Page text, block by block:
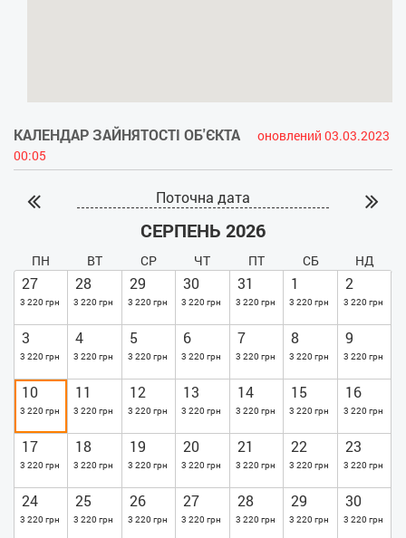
КАЛЕНДАР ЗАЙНЯТОСТІ ОБ'ЄКТА
оновлений 03.03.2023
00:05
Поточна дата
СЕРПЕНЬ 2026
ПН ВТ СР ЧТ ПТ СБ НД
27
3 220 грн
28
3 220 грн
29
3 220 грн
30
3 220 грн
31
3 220 грн
1
3 220 грн
2
3 220 грн
3
3 220 грн
4
3 220 грн
5
3 220 грн
6
3 220 грн
7
3 220 грн
8
3 220 грн
9
3 220 грн
10
3 220 грн
11
3 220 грн
12
3 220 грн
13
3 220 грн
14
3 220 грн
15
3 220 грн
16
3 220 грн
17
3 220 грн
18
3 220 грн
19
3 220 грн
20
3 220 грн
21
3 220 грн
22
3 220 грн
23
3 220 грн
24
3 220 грн
25
3 220 грн
26
3 220 грн
27
3 220 грн
28
3 220 грн
29
3 220 грн
30
3 220 грн